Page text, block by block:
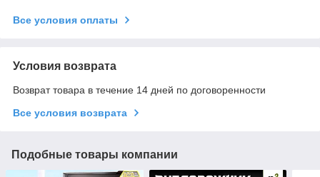
Все условия оплаты
Условия возврата
Возврат товара в течение 14 дней по договоренности
Все условия возврата
Подобные товары компании